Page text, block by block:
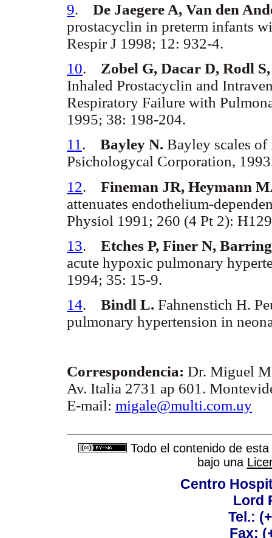
9. De Jaegere A, Van den
prostacyclin in preterm infants
Respir J 1998; 12: 932-4.
10. Zobel G, Dacar D, Rodl
Inhaled Prostacyclin and
Respiratory Failure with
1995; 38: 198-204.
11 . Bayley N. Bayley scales
Psichologycal Corporation,
12. Fineman JR, Heymann
attenuates endothelium-
Physiol 1991; 260 (4 Pt 2):
13. Etches P, Finer N,
acute hypoxic pulmonary
1994; 35: 15-9.
14. Bindl L. Fahnenstich H.
pulmonary hypertension in
Correspondencia: Dr. Miguel
Av. Italia 2731 ap 601.
E-mail: migale@multi.com.uy
Todo el contenido de
bajo una
Centro
Lord
Tel.:
Fax: